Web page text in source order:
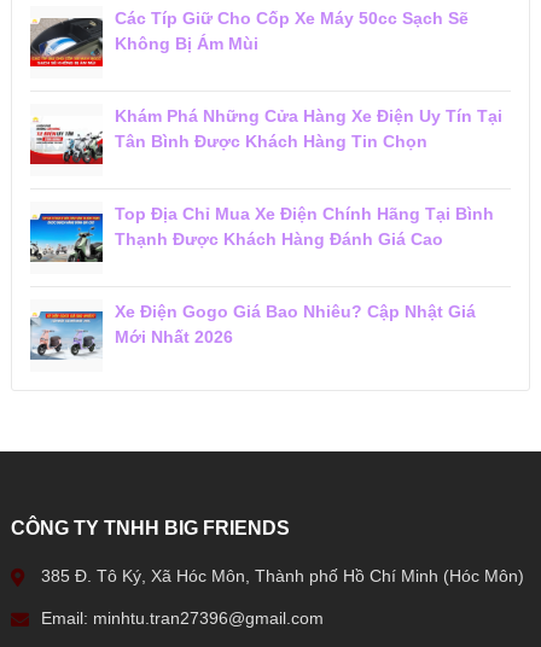
Các Típ Giữ Cho Cốp Xe Máy 50cc Sạch Sẽ
Không Bị Ám Mùi
Khám Phá Những Cửa Hàng Xe Điện Uy Tín Tại
Tân Bình Được Khách Hàng Tin Chọn
Top Địa Chỉ Mua Xe Điện Chính Hãng Tại Bình
Thạnh Được Khách Hàng Đánh Giá Cao
Xe Điện Gogo Giá Bao Nhiêu? Cập Nhật Giá
Mới Nhất 2026
CÔNG TY TNHH BIG FRIENDS
385 Đ. Tô Ký, Xã Hóc Môn, Thành phố Hồ Chí Minh (Hóc Môn)
Email: minhtu.tran27396@gmail.com